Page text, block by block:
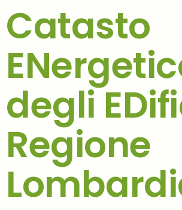
Catasto
degli
Regione